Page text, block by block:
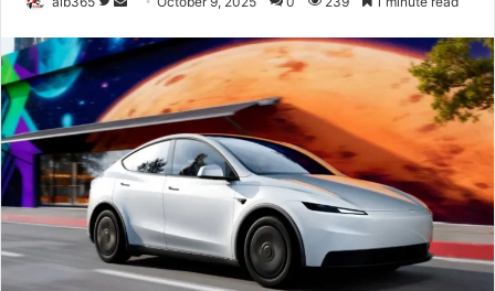
Twitter
email